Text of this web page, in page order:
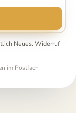
Neues. Widerruf
im Postfach